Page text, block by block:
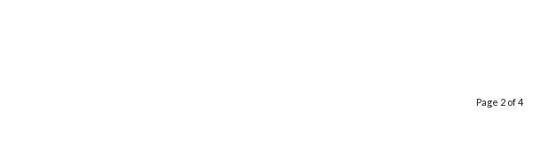
Page 2 of 4